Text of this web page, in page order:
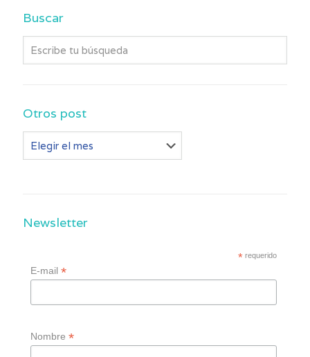
Buscar
Otros post
post
Newsletter
* requerido
E-mail*
Nombre*